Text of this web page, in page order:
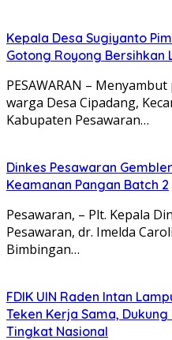
Kepala Desa Sugiyanto
Gotong Royong Bersihkan
PESAWARAN –
warga Desa Cipadang,
Kabupaten Pesawaran…
Dinkes Pesawaran
Keamanan Pangan Batch 2
Pesawaran, – Plt. Kepala
Pesawaran, dr. Imelda
Bimbingan…
FDIK UIN Raden Intan
Teken Kerja Sama,
Tingkat Nasional